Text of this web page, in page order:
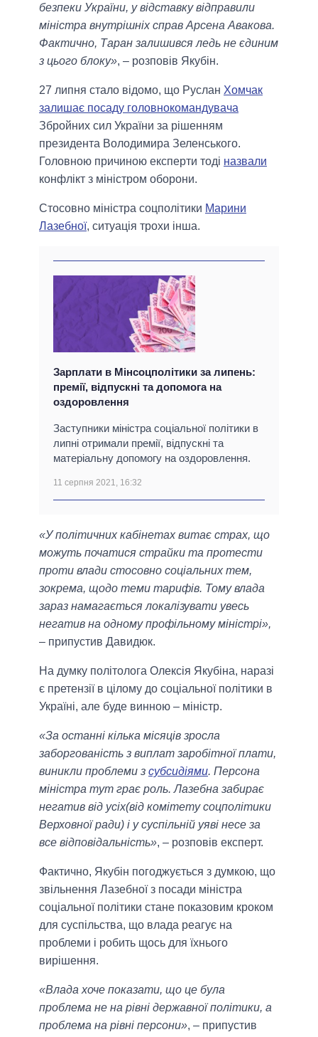
безпеки України, у відставку відправили
міністра внутрішніх справ Арсена Авакова.
Фактично, Таран залишився ледь не єдиним
з цього блоку», – розповів Якубін.
27 липня стало відомо, що Руслан Хомчак
залишає посаду головнокомандувача
Збройних сил України за рішенням
президента Володимира Зеленського.
Головною причиною експерти тоді назвали
конфлікт з міністром оборони.
Стосовно міністра соцполітики Марини
Лазебної, ситуація трохи інша.
Зарплати в Мінсоцполітики за липень:
премії, відпускні та допомога на
оздоровлення
Заступники міністра соціальної політики в
липні отримали премії, відпускні та
матеріальну допомогу на оздоровлення.
11 серпня 2021, 16:32
«У політичних кабінетах витає страх, що
можуть початися страйки та протести
проти влади стосовно соціальних тем,
зокрема, щодо теми тарифів. Тому влада
зараз намагається локалізувати увесь
негатив на одному профільному міністрі»,
– припустив Давидюк.
На думку політолога Олексія Якубіна, наразі
є претензії в цілому до соціальної політики в
Україні, але буде винною – міністр.
«За останні кілька місяців зросла
заборгованість з виплат заробітної плати,
виникли проблеми з субсидіями. Персона
міністра тут грає роль. Лазебна забирає
негатив від усіх(від комітету соцполітики
Верховної ради) і у суспільній уяві несе за
все відповідальність», – розповів експерт.
Фактично, Якубін погоджується з думкою, що
звільнення Лазебної з посади міністра
соціальної політики стане показовим кроком
для суспільства, що влада реагує на
проблеми і робить щось для їхнього
вирішення.
«Влада хоче показати, що це була
проблема не на рівні державної політики, а
проблема на рівні персони», – припустив